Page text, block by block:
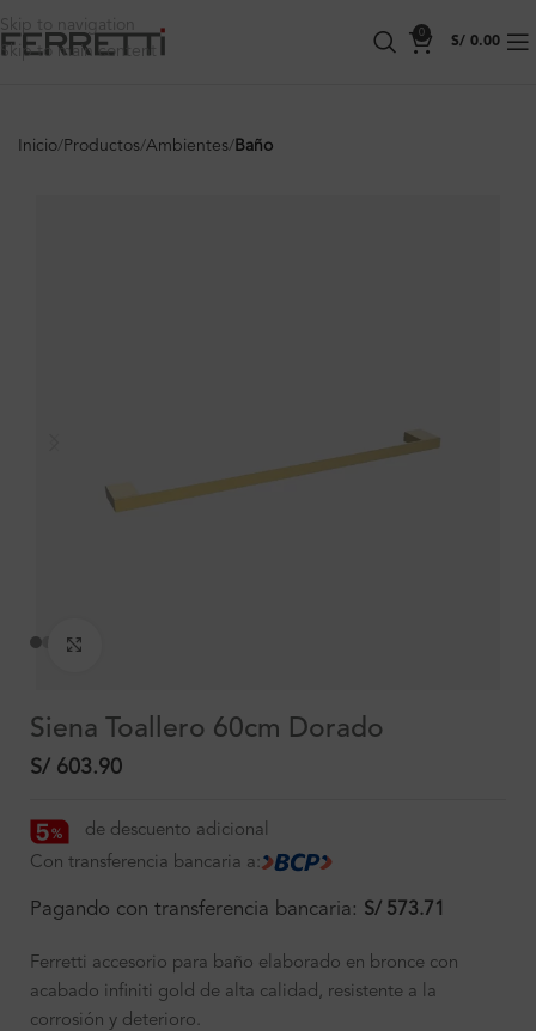
Skip to navigation
Skip to main content
0
S/ 0.00
Inicio Productos Ambientes Baño
Siena Toallero 60cm Dorado
S/ 603.90
de descuento adicional
Con transferencia bancaria a:
Pagando con transferencia bancaria: S/ 573.71
Ferretti accesorio para baño elaborado en bronce con
acabado infiniti gold de alta calidad, resistente a la
corrosión y deterioro.